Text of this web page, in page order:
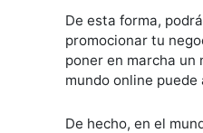
De esta forma,
promocionar tu
poner en marcha
mundo online
De hecho, en el